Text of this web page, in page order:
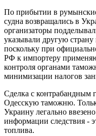
По прибытии в
судна возвращались в
организаторы
указывали другую
поскольку при
РФ к импортеру
контроля органами
минимизации налогов
Сделка с контрабандным
Одесскую таможню.
Украину легально
информации следствия -
топлива.